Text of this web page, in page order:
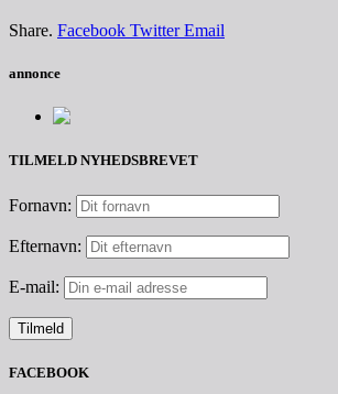
Share. Facebook Twitter Email
annonce
TILMELD NYHEDSBREVET
Fornavn:
Efternavn:
E-mail:
FACEBOOK